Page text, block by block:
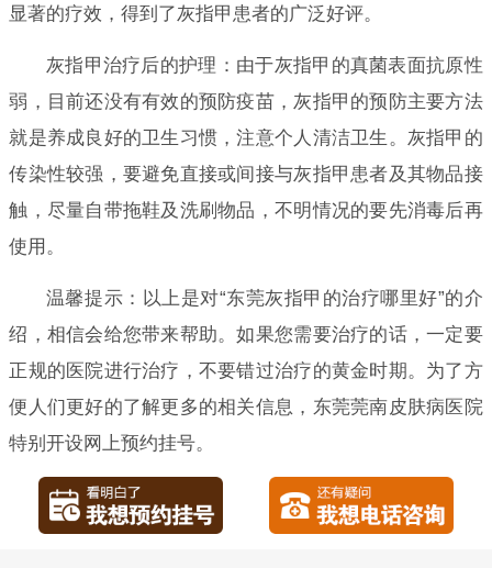
显著的疗效，得到了灰指甲患者的广泛好评。
灰指甲治疗后的护理：由于灰指甲的真菌表面抗原性
弱，目前还没有有效的预防疫苗，灰指甲的预防主要方法
就是养成良好的卫生习惯，注意个人清洁卫生。灰指甲的
传染性较强，要避免直接或间接与灰指甲患者及其物品接
触，尽量自带拖鞋及洗刷物品，不明情况的要先消毒后再
使用。
温馨提示：以上是对“东莞灰指甲的治疗哪里好”的介
绍，相信会给您带来帮助。如果您需要治疗的话，一定要
正规的医院进行治疗，不要错过治疗的黄金时期。为了方
便人们更好的了解更多的相关信息，东莞莞南皮肤病医院
特别开设网上预约挂号。